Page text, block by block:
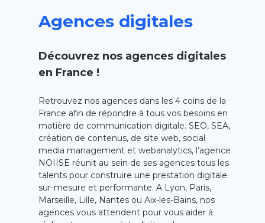
Agences digitales
Découvrez nos agences digitales
en France !
Retrouvez nos agences dans les 4 coins de la
France afin de répondre à tous vos besoins en
matière de communication digitale. SEO, SEA,
création de contenus, de site web, social
media management et webanalytics, l’agence
NOIISE réunit au sein de ses agences tous les
talents pour construire une prestation digitale
sur-mesure et performante. A Lyon, Paris,
Marseille, Lille, Nantes ou Aix-les-Bains, nos
agences vous attendent pour vous aider à